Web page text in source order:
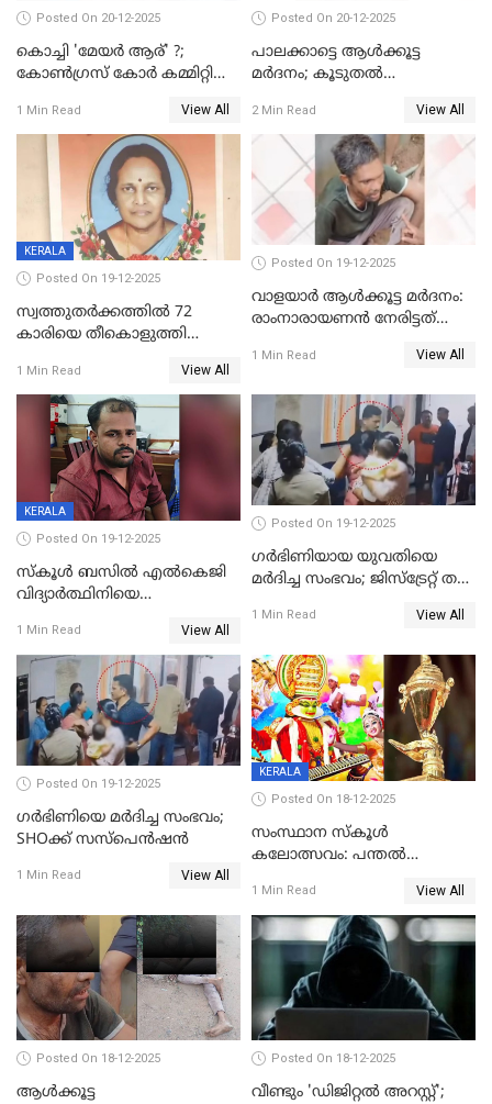
Posted On 20-12-2025
കൊച്ചി 'മേയർ ആര്' ?;
കോണ്‍ഗ്രസ് കോര്‍ കമ്മിറ്റി
1 Min Read View All
Posted On 20-12-2025
പാലക്കാട്ടെ ആള്‍ക്കൂട്ട
മര്‍ദനം; കൂടുതല്‍
അംഗ സംഘമെന്ന് വിവരം
2 Min Read View All
KERALA
Posted On 19-12-2025
സ്വത്തുതര്‍ക്കത്തില്‍ 72
കാരിയെ തീകൊളുത്തി
ക്രൂരകൊലപാതകത്തില്‍
സഹോദരിപുത്രന് ജീവപര്യന്തം
1 Min Read View All
Posted On 19-12-2025
വാളയാർ ആൾക്കൂട്ട മർദനം:
രാംനാരായണൻ നേരിട്ടത്
നാൽപ്പതിലേറെ
റിപ്പോർട്ട്
1 Min Read View All
KERALA
Posted On 19-12-2025
സ്കൂൾ ബസിൽ എൽകെജി
വിദ്യാര്‍ത്ഥിനിയെ
ക്ലീനര്‍ പിടിയിൽ
1 Min Read View All
Posted On 19-12-2025
ഗര്‍ഭിണിയായ യുവതിയെ
മര്‍ദിച്ച സംഭവം; ജിസ്‌ട്രേറ്റ് തല
യുവതി
1 Min Read View All
Posted On 19-12-2025
ഗര്‍ഭിണിയെ മർദിച്ച സംഭവം;
SHOക്ക് സസ്പെൻഷൻ
1 Min Read View All
KERALA
Posted On 18-12-2025
സംസ്ഥാന സ്കൂൾ
കലോത്സവം: പന്തൽ
1 Min Read View All
Posted On 18-12-2025
ആൾക്കൂട്ട
Posted On 18-12-2025
വീണ്ടും 'ഡിജിറ്റല്‍ അറസ്റ്റ്';